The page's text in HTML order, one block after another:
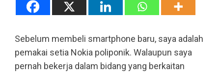
Sebelum membeli smartphone baru, saya adalah
pemakai setia Nokia poliponik. Walaupun saya
pernah bekerja dalam bidang yang berkaitan